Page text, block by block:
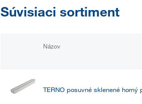
Súvisiaci sortiment
Názov
TERNO posuvné sklenené